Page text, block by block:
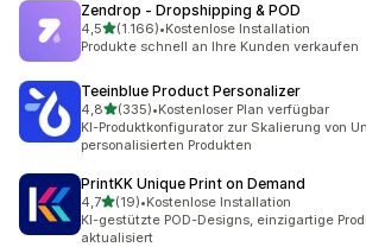
Zendrop ‑ Dropshipping & POD
4,5von 5 Sternen
(1.166)
1166 Rezensionen insgesamt
•Kostenlose Installation
Produkte schnell an Ihre Kunden verkaufen
Teeinblue Product Personalizer
4,8von 5 Sternen
(335)
335 Rezensionen insgesamt
•Kostenloser Plan verfügbar
KI-Produktkonfigurator zur Skalierung von
personalisierten Produkten
PrintKK Unique Print on Demand
4,7von 5 Sternen
(19)
19 Rezensionen insgesamt
•Kostenlose Installation
KI-gestützte POD-Designs, einzigartige
aktualisiert